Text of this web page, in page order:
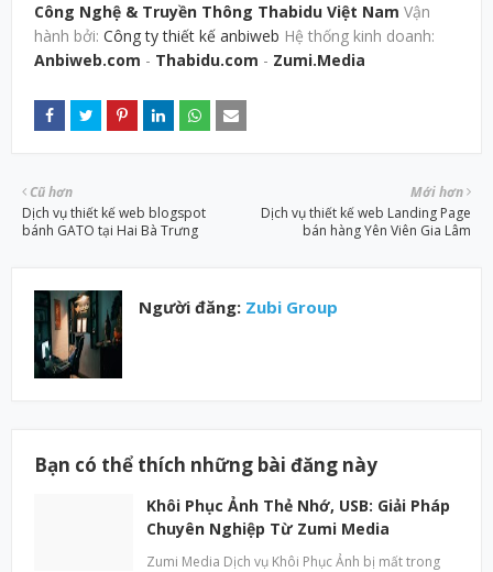
Công Nghệ & Truyền Thông Thabidu Việt Nam Vận
hành bởi: Công ty thiết kế anbiweb Hệ thống kinh doanh:
Anbiweb.com - Thabidu.com - Zumi.Media
Mới hơn
Dịch vụ thiết kế web Landing Page
bán hàng Yên Viên Gia Lâm
Cũ hơn
Dịch vụ thiết kế web blogspot
bánh GATO tại Hai Bà Trưng
Người đăng: Zubi Group
Bạn có thể thích những bài đăng này
Khôi Phục Ảnh Thẻ Nhớ, USB: Giải Pháp
Chuyên Nghiệp Từ Zumi Media
Zumi Media Dịch vụ Khôi Phục Ảnh bị mất trong